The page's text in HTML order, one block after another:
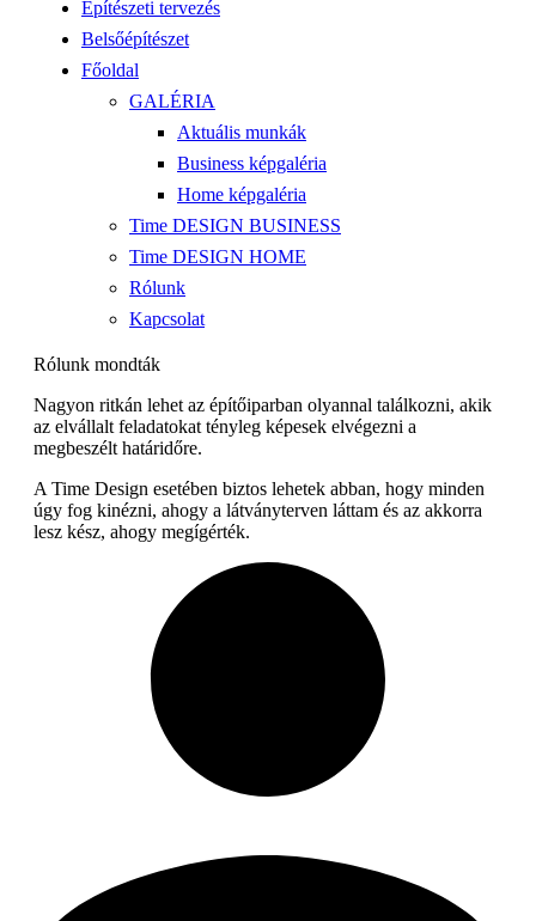
Építészeti tervezés
Belsőépítészet
Főoldal
GALÉRIA
Aktuális munkák
Business képgaléria
Home képgaléria
Time DESIGN BUSINESS
Time DESIGN HOME
Rólunk
Kapcsolat
Rólunk mondták
Nagyon ritkán lehet az építőiparban olyannal találkozni, akik
az elvállalt feladatokat tényleg képesek elvégezni a
megbeszélt határidőre.
A Time Design esetében biztos lehetek abban, hogy minden
úgy fog kinézni, ahogy a látványterven láttam és az akkorra
lesz kész, ahogy megígérték.